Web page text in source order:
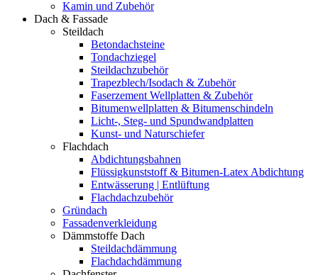
Kamin und Zubehör
Dach & Fassade
Steildach
Betondachsteine
Tondachziegel
Steildachzubehör
Trapezblech/Isodach & Zubehör
Faserzement Wellplatten & Zubehör
Bitumenwellplatten & Bitumenschindeln
Licht-, Steg- und Spundwandplatten
Kunst- und Naturschiefer
Flachdach
Abdichtungsbahnen
Flüssigkunststoff & Bitumen-Latex Abdichtung
Entwässerung | Entlüftung
Flachdachzubehör
Gründach
Fassadenverkleidung
Dämmstoffe Dach
Steildachdämmung
Flachdachdämmung